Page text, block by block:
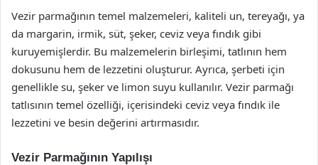
Vezir parmağının temel malzemeleri, kaliteli un, tereyağı, ya
da margarin, irmik, süt, şeker, ceviz veya fındık gibi
kuruyemişlerdir. Bu malzemelerin birleşimi, tatlının hem
dokusunu hem de lezzetini oluşturur. Ayrıca, şerbeti için
genellikle su, şeker ve limon suyu kullanılır. Vezir parmağı
tatlısının temel özelliği, içerisindeki ceviz veya fındık ile
lezzetini ve besin değerini artırmasıdır.
Vezir Parmağının Yapılışı